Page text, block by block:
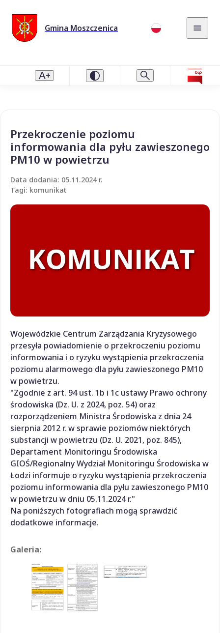
Gmina Moszczenica
Przekroczenie poziomu
informowania dla pyłu zawieszonego
PM10 w powietrzu
Data dodania: 05.11.2024 r.
Tagi: komunikat
Wojewódzkie Centrum Zarządzania Kryzysowego
przesyła powiadomienie o przekroczeniu poziomu
informowania i o ryzyku wystąpienia przekroczenia
poziomu alarmowego dla pyłu zawieszonego PM10
w powietrzu.
"Zgodnie z art. 94 ust. 1b i 1c ustawy Prawo ochrony
środowiska (Dz. U. z 2024, poz. 54) oraz
rozporządzeniem Ministra Środowiska z dnia 24
sierpnia 2012 r. w sprawie poziomów niektórych
substancji w powietrzu (Dz. U. 2021, poz. 845),
Departament Monitoringu Środowiska
GIOŚ/Regionalny Wydział Monitoringu Środowiska w
Łodzi informuje o ryzyku wystąpienia przekroczenia
poziomu informowania dla pyłu zawieszonego PM10
w powietrzu w dniu 05.11.2024 r."
Na poniższych fotografiach mogą sprawdzić
dodatkowe informacje.
Galeria: